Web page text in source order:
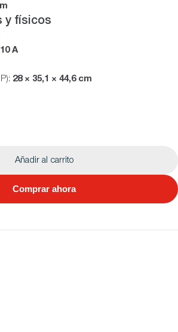
y físicos
10 A
28 × 35,1 × 44,6 cm
Añadir al carrito
Comprar ahora